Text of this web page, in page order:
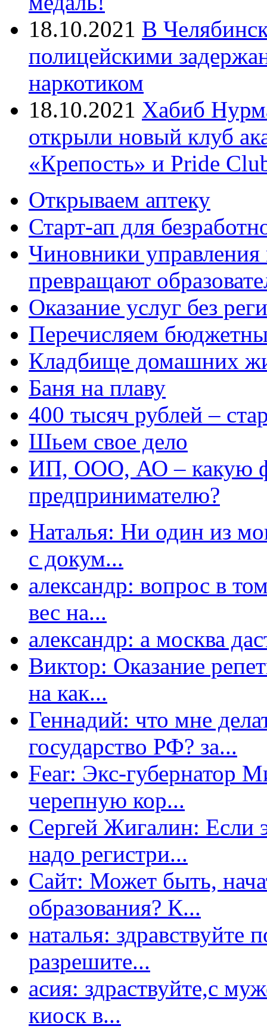
18.10.2021 В
полицейскими
наркотиком
18.10.2021 Хабиб
открыли новый клуб
«Крепость» и Pride
Открываем аптеку
Старт-ап для
Чиновники
превращают
Оказание услуг без
Перечисляем
Кладбище домашних
Баня на плаву
400 тысяч рублей –
Шьем свое дело
ИП, ООО, АО – какую
предпринимателю?
Наталья: Ни один из
с докум...
александр: вопрос в
вес на...
александр: а москва
Виктор: Оказание
на как...
Геннадий: что мне
государство РФ? за...
Fear: Экс-губернатор
черепную кор...
Сергей Жигалин: Если
надо регистри...
Сайт: Может быть,
образования? К...
наталья: здравствуйте
разрешите...
асия: здраствуйте,с
киоск в...